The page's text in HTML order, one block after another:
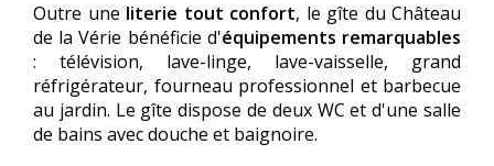
Outre une literie tout confort, le gîte du Château
de la Vérie bénéficie d'équipements remarquables
: télévision, lave-linge, lave-vaisselle, grand
réfrigérateur, fourneau professionnel et barbecue
au jardin. Le gîte dispose de deux WC et d'une salle
de bains avec douche et baignoire.